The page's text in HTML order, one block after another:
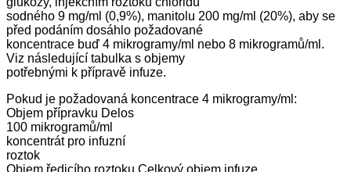
sodného 9 mg/ml (0,9%), manitolu 200 mg/ml (20%), aby se
před podáním dosáhlo požadované
koncentrace buď 4 mikrogramy/ml nebo 8 mikrogramů/ml.
Viz následující tabulka s objemy
potřebnými k přípravě infuze.
Pokud je požadovaná koncentrace 4 mikrogramy/ml:
Objem přípravku Delos
100 mikrogramů/ml
koncentrát pro infuzní
roztok
Objem ředicího roztoku Celkový objem infuze